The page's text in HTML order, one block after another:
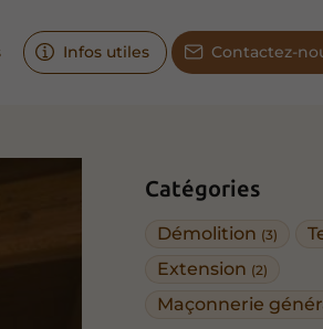
Infos utiles Contactez-
Catégories
Démolition (3)
Extension (2)
Maçonnerie